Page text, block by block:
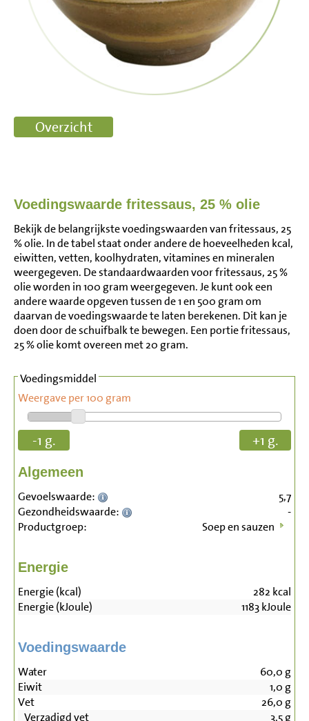
Voedingswaarde fritessaus, 25 % olie
Bekijk de belangrijkste voedingswaarden van fritessaus, 25
% olie. In de tabel staat onder andere de hoeveelheden kcal,
eiwitten, vetten, koolhydraten, vitamines en mineralen
weergegeven. De standaardwaarden voor fritessaus, 25 %
olie worden in 100 gram weergegeven. Je kunt ook een
andere waarde opgeven tussen de 1 en 500 gram om
daarvan de voedingswaarde te laten berekenen. Dit kan je
doen door de schuifbalk te bewegen. Een portie fritessaus,
25 % olie komt overeen met 20 gram.
Voedingsmiddel
Weergave per 100 gram
-1 g. +1 g.
Algemeen
Gevoelswaarde:
5,7
Gezondheidswaarde:
-
Productgroep:
Soep en sauzen
Energie
Energie (kcal) 282 kcal
Energie (kJoule)
1183kJoule
Voedingswaarde
Water 60,0 g
Eiwit
1,0 g
Vet
26,0 g
Verzadigd vet
3,5g